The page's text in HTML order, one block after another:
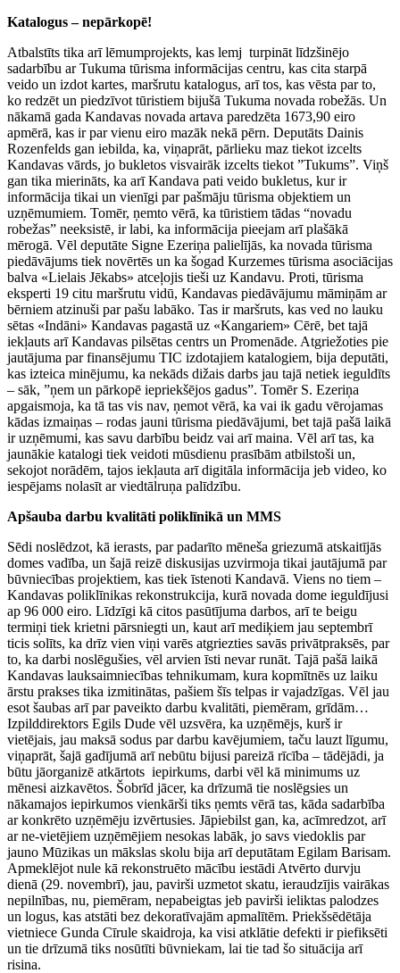
Katalogus – nepārkopē!
Atbalstīts tika arī lēmumprojekts, kas lemj turpināt līdzšinējo
sadarbību ar Tukuma tūrisma informācijas centru, kas cita starpā
veido un izdot kartes, maršrutu katalogus, arī tos, kas vēsta par to,
ko redzēt un piedzīvot tūristiem bijušā Tukuma novada robežās. Un
nākamā gada Kandavas novada artava paredzēta 1673,90 eiro
apmērā, kas ir par vienu eiro mazāk nekā pērn. Deputāts Dainis
Rozenfelds gan iebilda, ka, viņaprāt, pārlieku maz tiekot izcelts
Kandavas vārds, jo bukletos visvairāk izcelts tiekot ”Tukums”. Viņš
gan tika mierināts, ka arī Kandava pati veido bukletus, kur ir
informācija tikai un vienīgi par pašmāju tūrisma objektiem un
uzņēmumiem. Tomēr, ņemto vērā, ka tūristiem tādas “novadu
robežas” neeksistē, ir labi, ka informācija pieejam arī plašākā
mērogā. Vēl deputāte Signe Ezeriņa palielījās, ka novada tūrisma
piedāvājums tiek novērtēs un ka šogad Kurzemes tūrisma asociācijas
balva «Lielais Jēkabs» atceļojis tieši uz Kandavu. Proti, tūrisma
eksperti 19 citu maršrutu vidū, Kandavas piedāvājumu māmiņām ar
bērniem atzinuši par pašu labāko. Tas ir maršruts, kas ved no lauku
sētas «Indāni» Kandavas pagastā uz «Kangariem» Cērē, bet tajā
iekļauts arī Kandavas pilsētas centrs un Promenāde. Atgriežoties pie
jautājuma par finansējumu TIC izdotajiem katalogiem, bija deputāti,
kas izteica minējumu, ka nekāds dižais darbs jau tajā netiek ieguldīts
– sāk, ”ņem un pārkopē iepriekšējos gadus”. Tomēr S. Ezeriņa
apgaismoja, ka tā tas vis nav, ņemot vērā, ka vai ik gadu vērojamas
kādas izmaiņas – rodas jauni tūrisma piedāvājumi, bet tajā pašā laikā
ir uzņēmumi, kas savu darbību beidz vai arī maina. Vēl arī tas, ka
jaunākie katalogi tiek veidoti mūsdienu prasībām atbilstoši un,
sekojot norādēm, tajos iekļauta arī digitāla informācija jeb video, ko
iespējams nolasīt ar viedtālruņa palīdzību.
Apšauba darbu kvalitāti poliklīnikā un MMS
Sēdi noslēdzot, kā ierasts, par padarīto mēneša griezumā atskaitījās
domes vadība, un šajā reizē diskusijas uzvirmoja tikai jautājumā par
būvniecības projektiem, kas tiek īstenoti Kandavā. Viens no tiem –
Kandavas poliklīnikas rekonstrukcija, kurā novada dome ieguldījusi
ap 96 000 eiro. Līdzīgi kā citos pasūtījuma darbos, arī te beigu
termiņi tiek krietni pārsniegti un, kaut arī mediķiem jau septembrī
ticis solīts, ka drīz vien viņi varēs atgriezties savās privātpraksēs, par
to, ka darbi noslēgušies, vēl arvien īsti nevar runāt. Tajā pašā laikā
Kandavas lauksaimniecības tehnikumam, kura kopmītnēs uz laiku
ārstu prakses tika izmitinātas, pašiem šīs telpas ir vajadzīgas. Vēl jau
esot šaubas arī par paveikto darbu kvalitāti, piemēram, grīdām…
Izpilddirektors Egils Dude vēl uzsvēra, ka uzņēmējs, kurš ir
vietējais, jau maksā sodus par darbu kavējumiem, taču lauzt līgumu,
viņaprāt, šajā gadījumā arī nebūtu bijusi pareizā rīcība – tādējādi, ja
būtu jāorganizē atkārtots iepirkums, darbi vēl kā minimums uz
mēnesi aizkavētos. Šobrīd jācer, ka drīzumā tie noslēgsies un
nākamajos iepirkumos vienkārši tiks ņemts vērā tas, kāda sadarbība
ar konkrēto uzņēmēju izvērtusies. Jāpiebilst gan, ka, acīmredzot, arī
ar ne-vietējiem uzņēmējiem nesokas labāk, jo savs viedoklis par
jauno Mūzikas un mākslas skolu bija arī deputātam Egilam Barisam.
Apmeklējot nule kā rekonstruēto mācību iestādi Atvērto durvju
dienā (29. novembrī), jau, pavirši uzmetot skatu, ieraudzījis vairākas
nepilnības, nu, piemēram, nepabeigtas jeb pavirši ieliktas palodzes
un logus, kas atstāti bez dekoratīvajām apmalītēm. Priekšsēdētāja
vietniece Gunda Cīrule skaidroja, ka visi atklātie defekti ir piefiksēti
un tie drīzumā tiks nosūtīti būvniekam, lai tie tad šo situācija arī
risina.